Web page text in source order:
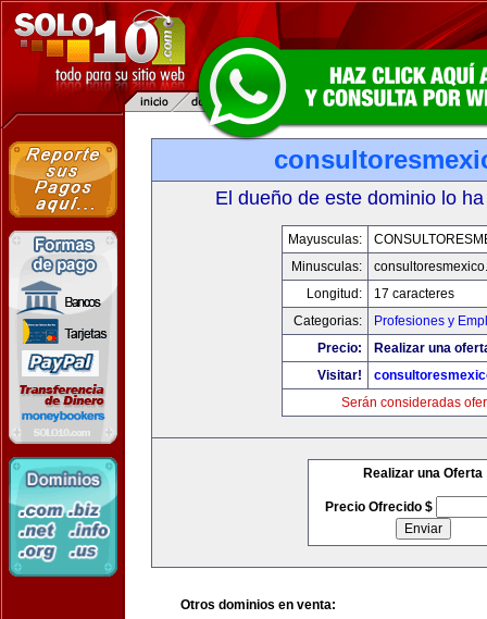
El dueño de este dominio lo
Mayusculas:
Minusculas:
Longitud:
17 caracteres
Categorias:
Profesiones y
Precio:
Realizar una
Visitar!
Serán consideradas
Realizar una Oferta
Precio Ofrecido $
Otros dominios en venta: